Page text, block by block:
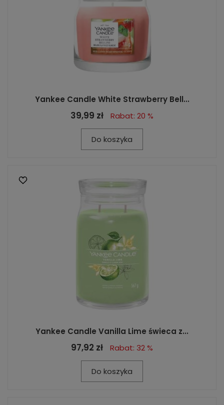
Yankee Candle White Strawberry Bell...
39,99 zł Rabat: 20 %
Do koszyka
Yankee Candle Vanilla Lime świeca z...
97,92 zł Rabat: 32 %
Do koszyka